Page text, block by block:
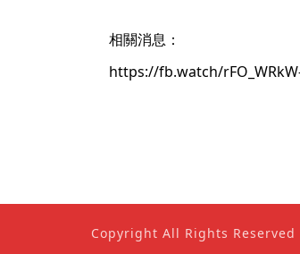
相關消息：
https://fb.watch/
Copyright All Rights Reserved